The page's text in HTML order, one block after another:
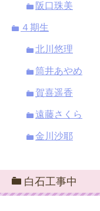
阪口珠美
４期生
北川悠理
筒井あやめ
賀喜遥香
遠藤さくら
金川沙耶
白石工事中